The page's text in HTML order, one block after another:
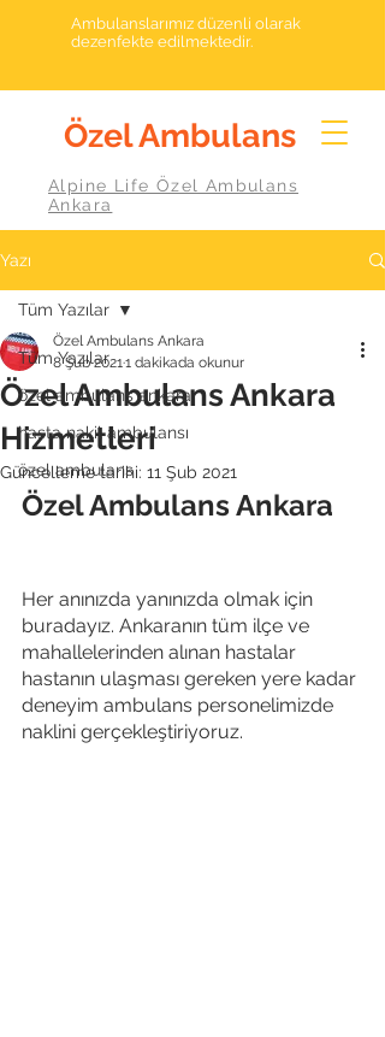
Özel Ambulans
Alpine Life Özel Ambulans
Ankara
Ambulanslarımız düzenli olarak
dezenfekte edilmektedir.
Yazı
Tüm Yazılar
özel ambulans ankara
hasta nakil ambulansı
özel ambulans
Tüm Yazılar
Özel Ambulans Ankara
Hizmetleri
Özel Ambulans Ankara
8 Şub 20211 dakikada okunur
Güncelleme tarihi: 11 Şub 2021
Özel Ambulans Ankara
Her anınızda yanınızda olmak için
buradayız. Ankaranın tüm ilçe ve
mahallelerinden alınan hastalar
hastanın ulaşması gereken yere kadar
deneyim ambulans personelimizde
naklini gerçekleştiriyoruz.